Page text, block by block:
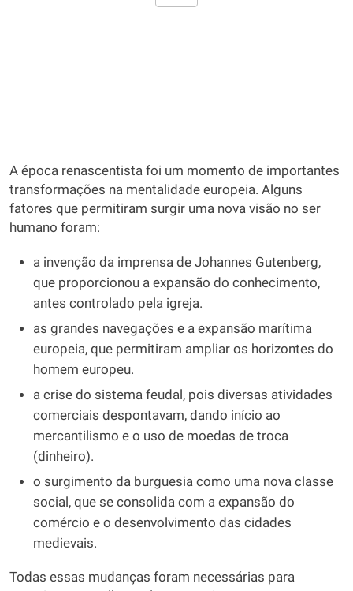
A época renascentista foi um momento de importantes
transformações na mentalidade europeia. Alguns
fatores que permitiram surgir uma nova visão no ser
humano foram:
a invenção da imprensa de Johannes Gutenberg,
que proporcionou a expansão do conhecimento,
antes controlado pela igreja.
as grandes navegações e a expansão marítima
europeia, que permitiram ampliar os horizontes do
homem europeu.
a crise do sistema feudal, pois diversas atividades
comerciais despontavam, dando início ao
mercantilismo e o uso de moedas de troca
(dinheiro).
o surgimento da burguesia como uma nova classe
social, que se consolida com a expansão do
comércio e o desenvolvimento das cidades
medievais.
Todas essas mudanças foram necessárias para